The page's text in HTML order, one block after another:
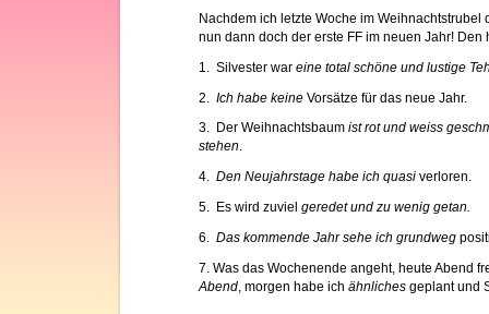
Nachdem ich letzte Woche im
nun dann doch der erste FF im neuen Jahr!
1. Silvester war eine total schöne und lustige
2. Ich habe keine Vorsätze für das neue Jahr.
3. Der Weihnachtsbaum ist rot und weiss
stehen.
4. Den Neujahrstage habe ich quasi verloren.
5. Es wird zuviel geredet und zu wenig getan.
6. Das kommende Jahr sehe ich grundweg
7. Was das Wochenende angeht, heute Abend
Abend , morgen habe ich ähnliches geplant und